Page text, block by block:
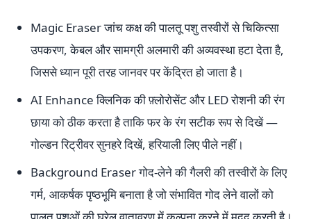
Magic Eraser जांच कक्ष की पालतू पशु तस्वीरों से चिकित्सा
उपकरण, केबल और सामग्री अलमारी की अव्यवस्था हटा देता है,
जिससे ध्यान पूरी तरह जानवर पर केंद्रित हो जाता है।
AI Enhance क्लिनिक की फ़्लोरोसेंट और LED रोशनी की रंग
छाया को ठीक करता है ताकि फर के रंग सटीक रूप से दिखें —
गोल्डन रिट्रीवर सुनहरे दिखें, हरियाली लिए पीले नहीं।
Background Eraser गोद-लेने की गैलरी की तस्वीरों के लिए
गर्म, आकर्षक पृष्ठभूमि बनाता है जो संभावित गोद लेने वालों को